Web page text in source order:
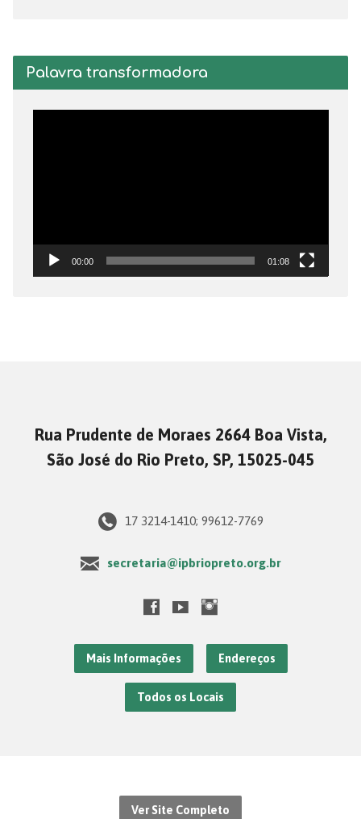
Palavra transformadora
00:00 01:08
Rua Prudente de Moraes 2664 Boa Vista,
São José do Rio Preto, SP, 15025-045
17 3214-1410; 99612-7769
secretaria@ipbriopreto.org.br
Mais Informações Endereços
Todos os Locais
Ver Site Completo